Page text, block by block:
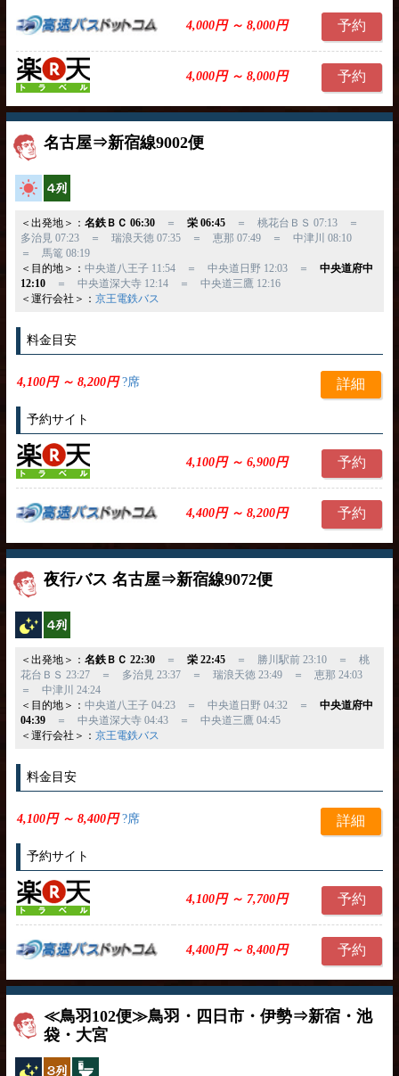
4,000円 ～ 8,000円 予約
4,000円 ～ 8,000円 予約
名古屋⇒新宿線9002便
高速バス
＜出発地＞： 名鉄ＢＣ 06:30＝ 栄 06:45＝ 桃花台ＢＳ 07:13 ＝
多治見 07:23 ＝ 瑞浪天徳 07:35 ＝ 恵那 07:49 ＝ 中津川 08:10
＝ 馬篭 08:19
＜目的地＞： 中央道八王子 11:54 ＝ 中央道日野 12:03 ＝ 中央道府中
12:10＝ 中央道深大寺 12:14 ＝ 中央道三鷹 12:16
＜運行会社＞： 京王電鉄バス
料金目安
4,100円 ～ 8,200円?席 詳細
予約サイト
4,100円 ～ 6,900円 予約
4,400円 ～ 8,200円 予約
夜行バス 名古屋⇒新宿線9072便
夜行バス
＜出発地＞： 名鉄ＢＣ 22:30＝ 栄 22:45＝ 勝川駅前 23:10 ＝ 桃
花台ＢＳ 23:27 ＝ 多治見 23:37 ＝ 瑞浪天徳 23:49 ＝ 恵那 24:03
＝ 中津川 24:24
＜目的地＞： 中央道八王子 04:23 ＝ 中央道日野 04:32 ＝ 中央道府中
04:39＝ 中央道深大寺 04:43 ＝ 中央道三鷹 04:45
＜運行会社＞： 京王電鉄バス
料金目安
4,100円 ～ 8,400円?席 詳細
予約サイト
4,100円 ～ 7,700円 予約
4,400円 ～ 8,400円 予約
≪鳥羽102便≫鳥羽・四日市・伊勢⇒新宿・池
袋・大宮
夜行バス独立3列